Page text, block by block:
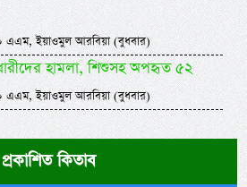
ইয়াওমুল আরবিয়া (বুধবার)
হামলা, শিশুসহ অপহৃত ৫২
ইয়াওমুল আরবিয়া (বুধবার)
কিতাব